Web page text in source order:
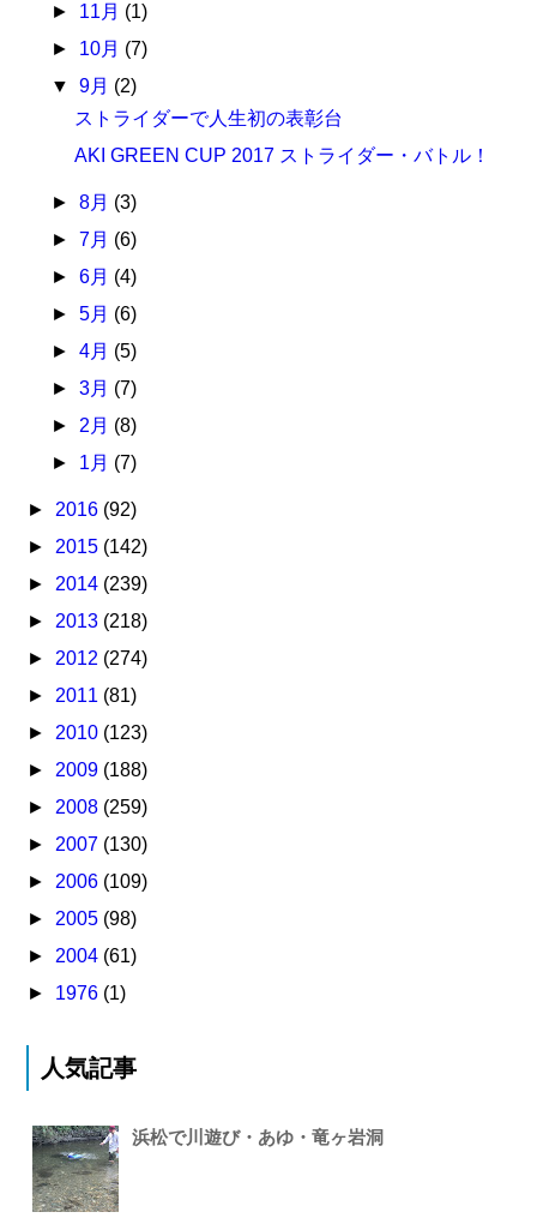
► 11月 (1)
► 10月 (7)
▼ 9月 (2)
ストライダーで人生初の表彰台
AKI GREEN CUP 2017 ストライダー・バトル！
► 8月 (3)
► 7月 (6)
► 6月 (4)
► 5月 (6)
► 4月 (5)
► 3月 (7)
► 2月 (8)
► 1月 (7)
► 2016 (92)
► 2015 (142)
► 2014 (239)
► 2013 (218)
► 2012 (274)
► 2011 (81)
► 2010 (123)
► 2009 (188)
► 2008 (259)
► 2007 (130)
► 2006 (109)
► 2005 (98)
► 2004 (61)
► 1976 (1)
人気記事
浜松で川遊び・あゆ・竜ヶ岩洞